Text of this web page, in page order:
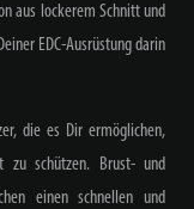
aus lockerem Schnitt und
EDC-Ausrüstung darin
die es Dir ermöglichen,
zu schützen. Brust- und
einen schnellen und